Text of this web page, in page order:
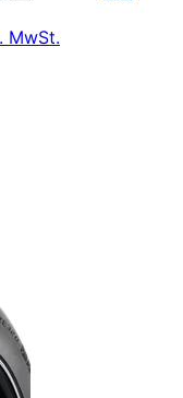
MwSt.